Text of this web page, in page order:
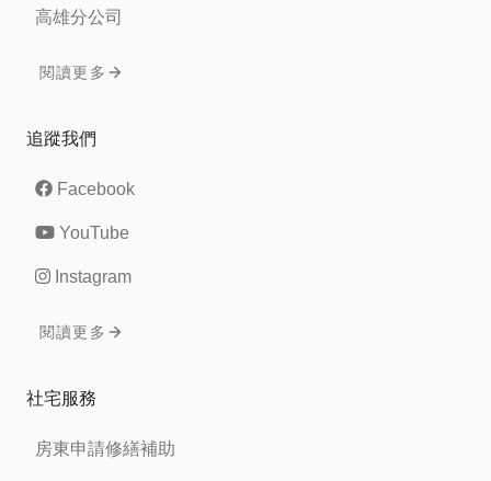
高雄分公司
閱讀更多
追蹤我們
Facebook
YouTube
Instagram
閱讀更多
社宅服務
房東申請修繕補助